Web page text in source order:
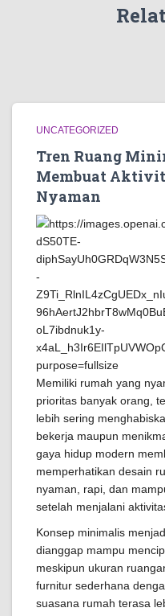
UNCATEGORIZED
Tren Ruang
Membuat
Nyaman
Memiliki rumah yang
prioritas banyak orang,
lebih sering
bekerja maupun
gaya hidup modern
memperhatikan desain
nyaman, rapi, dan
setelah menjalani
Konsep minimalis
dianggap mampu
meskipun ukuran
furnitur sederhana
suasana rumah terasa